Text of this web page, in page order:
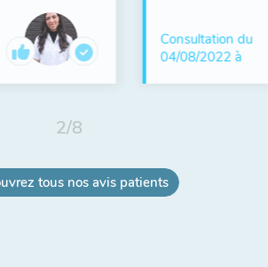
du
2022 à
2/8
tous nos avis patients